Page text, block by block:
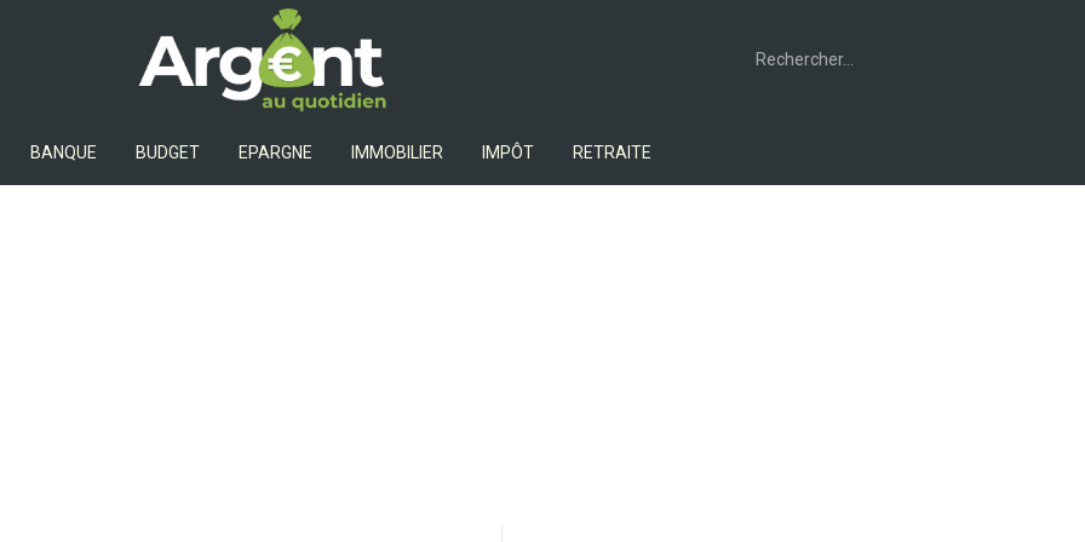
Argent Au Quotidien
Rechercher :
BANQUE BUDGET EPARGNE IMMOBILIER IMPÔT RETRAITE